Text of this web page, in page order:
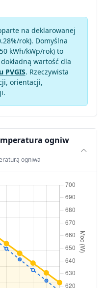
na deklarowanej
%/rok). Domyślna
kWh/kWp/rok) to
wartość dla
PVGIS. Rzeczywista
orientacji,
ogniw
ogniwa